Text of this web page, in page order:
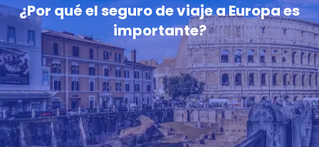
¿Por qué el seguro de viaje a Europa es
importante?